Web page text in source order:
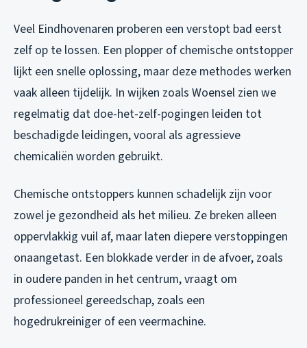
Veel Eindhovenaren proberen een verstopt bad eerst
zelf op te lossen. Een plopper of chemische ontstopper
lijkt een snelle oplossing, maar deze methodes werken
vaak alleen tijdelijk. In wijken zoals Woensel zien we
regelmatig dat doe-het-zelf-pogingen leiden tot
beschadigde leidingen, vooral als agressieve
chemicaliën worden gebruikt.
Chemische ontstoppers kunnen schadelijk zijn voor
zowel je gezondheid als het milieu. Ze breken alleen
oppervlakkig vuil af, maar laten diepere verstoppingen
onaangetast. Een blokkade verder in de afvoer, zoals
in oudere panden in het centrum, vraagt om
professioneel gereedschap, zoals een
hogedrukreiniger of een veermachine.